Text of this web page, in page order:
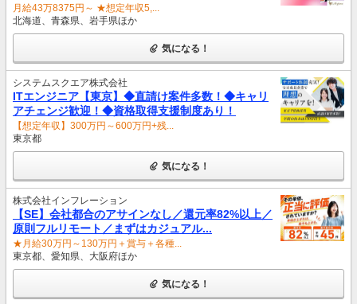
月給43万8375円～ ★想定年収5,...
北海道、青森県、岩手県ほか
気になる！
システムスクエア株式会社
ITエンジニア【東京】◆直請け案件多数！◆キャリ
アチェンジ歓迎！◆資格取得支援制度あり！
【想定年収】300万円～600万円+残...
東京都
気になる！
株式会社インフレーション
【SE】会社都合のアサインなし／還元率82%以上／
原則フルリモート／まずはカジュアル...
★月給30万円～130万円＋賞与＋各種...
東京都、愛知県、大阪府ほか
気になる！